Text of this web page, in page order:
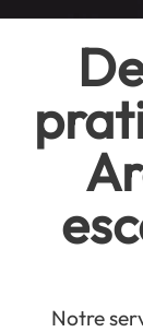
Notre